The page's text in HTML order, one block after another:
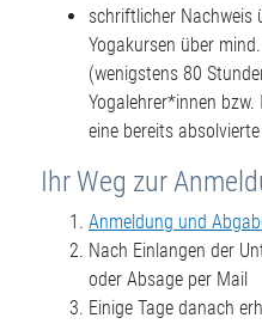
schriftlicher Nachweis
Yogakursen über
(wenigstens 80
Yogalehrer*innen
eine bereits
Ihr Weg zur
Anmeldung und
Nach Einlangen der
oder Absage per Mail
Einige Tage danach